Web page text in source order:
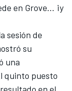
en Grove... ¡y
sesión de
su
una
quinto puesto